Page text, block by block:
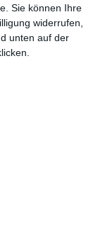
Sie können Ihre
widerrufen,
unten auf der
des
rund um das
bei uns in die
auch